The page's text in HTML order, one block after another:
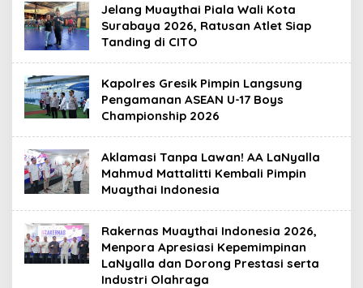
Jelang Muaythai Piala Wali Kota
Surabaya 2026, Ratusan Atlet Siap
Tanding di CITO
Kapolres Gresik Pimpin Langsung
Pengamanan ASEAN U-17 Boys
Championship 2026
Aklamasi Tanpa Lawan! AA LaNyalla
Mahmud Mattalitti Kembali Pimpin
Muaythai Indonesia
Rakernas Muaythai Indonesia 2026,
Menpora Apresiasi Kepemimpinan
LaNyalla dan Dorong Prestasi serta
Industri Olahraga